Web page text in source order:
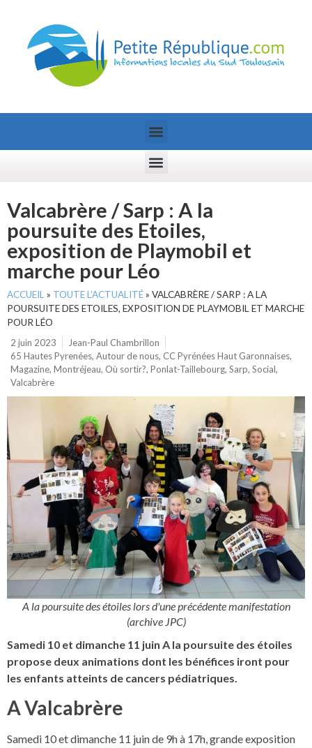
Valcabrère / Sarp : A la
poursuite des Etoiles,
exposition de Playmobil et
marche pour Léo
ACCUEIL » TOUTE L’ACTUALITÉ» VALCABRÈRE / SARP : A LA
POURSUITE DES ETOILES, EXPOSITION DE PLAYMOBIL ET MARCHE
POUR LÉO
2 juin 2023
Jean-Paul Chambrillon
65 Hautes Pyrenées, Autour de nous, CC Pyrénées Haut Garonnaises,
Magazine, Montréjeau, Où sortir?, Ponlat-Taillebourg, Sarp, Social,
Valcabrère
A la poursuite des étoiles lors d'une précédente manifestation
(archive JPC)
Samedi 10 et dimanche 11 juin A la poursuite des étoiles
propose deux animations dont les bénéfices iront pour
les enfants atteints de cancers pédiatriques.
A Valcabrère
Samedi 10 et dimanche 11 juin de 9h à 17h, grande exposition